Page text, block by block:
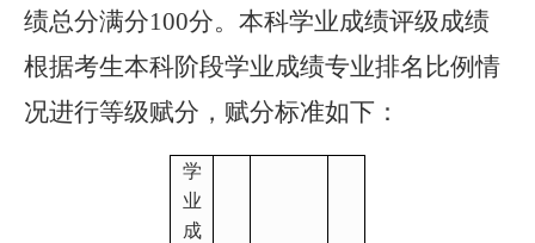
绩总分满分100分。本科学业成绩评级成绩
根据考生本科阶段学业成绩专业排名比例情
况进行等级赋分，赋分标准如下：
学
业
成